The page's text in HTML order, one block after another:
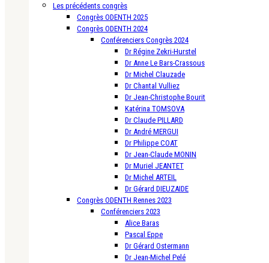
Les précédents congrès
Congrès ODENTH 2025
Congrès ODENTH 2024
Conférenciers Congrès 2024
Dr Régine Zekri-Hurstel
Dr Anne Le Bars-Crassous
Dr Michel Clauzade
Dr Chantal Vulliez
Dr Jean-Christophe Bourit
Katérina TOMSOVA
Dr Claude PILLARD
Dr André MERGUI
Dr Philippe COAT
Dr Jean-Claude MONIN
Dr Muriel JEANTET
Dr Michel ARTEIL
Dr Gérard DIEUZAIDE
Congrès ODENTH Rennes 2023
Conférenciers 2023
Alice Baras
Pascal Eppe
Dr Gérard Ostermann
Dr Jean-Michel Pelé